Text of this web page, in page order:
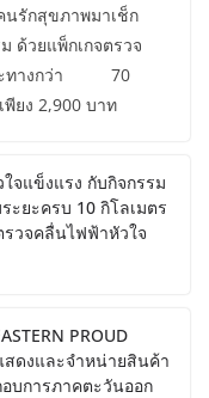
นรักสุขภาพมาเช็ก
วยแพ็กเกจตรวจ
าะทางกว่า 70
ยง 2,900 บาท
จแข็งแรง กับกิจกรรม
ะยะครบ 10 กิโลเมตร
วจคลื่นไฟฟ้าหัวใจ
PROUD
สดงและจำหน่ายสินค้า
บการภาคตะวันออก